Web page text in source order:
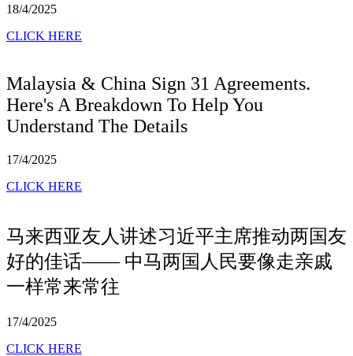
18/4/2025
CLICK HERE
Malaysia & China Sign 31 Agreements.
Here's A Breakdown To Help You
Understand The Details
17/4/2025
CLICK HERE
马来西亚友人讲述习近平主席推动两国友
好的佳话—— 中马两国人民要像走亲戚
一样常来常往
17/4/2025
CLICK HERE